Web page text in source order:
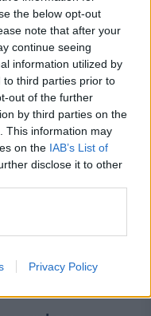
the below opt-out
note that after your
continue seeing
information utilized by
to third parties prior to
out of the further
by third parties on the
This information may
on the IAB’s List of
disclose it to other
Privacy Policy
la a 70-a
a descoperit
Corul de
nu mai puţin
este la...